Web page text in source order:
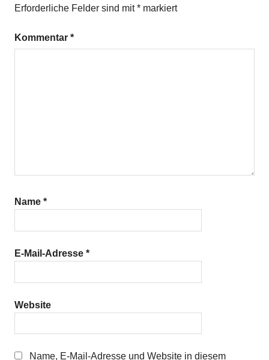
Paprika
Tomaten
Erforderliche Felder sind mit* markiert
Kommentar *
Name *
E-Mail-Adresse *
Website
Name, E-Mail-Adresse und Website in diesem